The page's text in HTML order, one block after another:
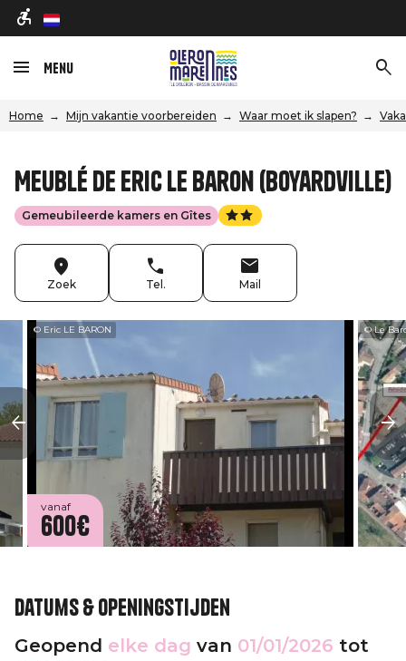
nl
Menu
Home Mijn vakantie voorbereiden Waar moet ik slapen?
Meublé de Eric Le Baron (Boyardville)
Gemeubileerde kamers en Gîtes
Zoek Tel. Mail
© Eric LE BARON © Le
vanaf
600€
Datums & openingstijden
Geopend elke dag van 01/01/2026 tot